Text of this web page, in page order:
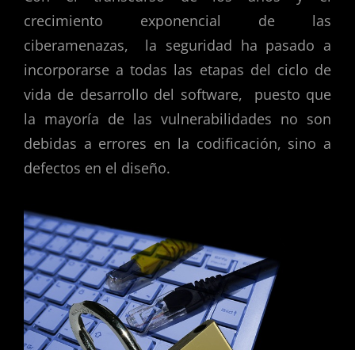
crecimiento exponencial de las
ciberamenazas, la seguridad ha pasado a
incorporarse a todas las etapas del ciclo de
vida de desarrollo del software, puesto que
la mayoría de las vulnerabilidades no son
debidas a errores en la codificación, sino a
defectos en el diseño.